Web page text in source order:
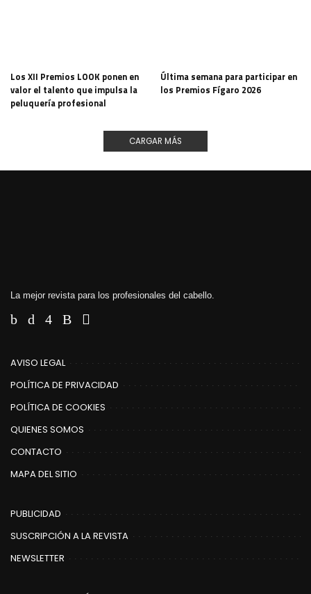
Los XII Premios LOOK ponen en
valor el talento que impulsa la
peluquería profesional
Última semana para participar en
los Premios Fígaro 2026
CARGAR MÁS
La mejor revista para los profesionales del cabello.
AVISO LEGAL
POLÍTICA DE PRIVACIDAD
POLÍTICA DE COOKIES
QUIENES SOMOS
CONTACTO
MAPA DEL SITIO
PUBLICIDAD
SUSCRIPCIÓN A LA REVISTA
NEWSLETTER